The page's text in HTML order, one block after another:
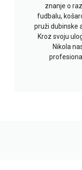
znanje o
fudbalu,
pruži dubinske
Kroz svoju
Nikola